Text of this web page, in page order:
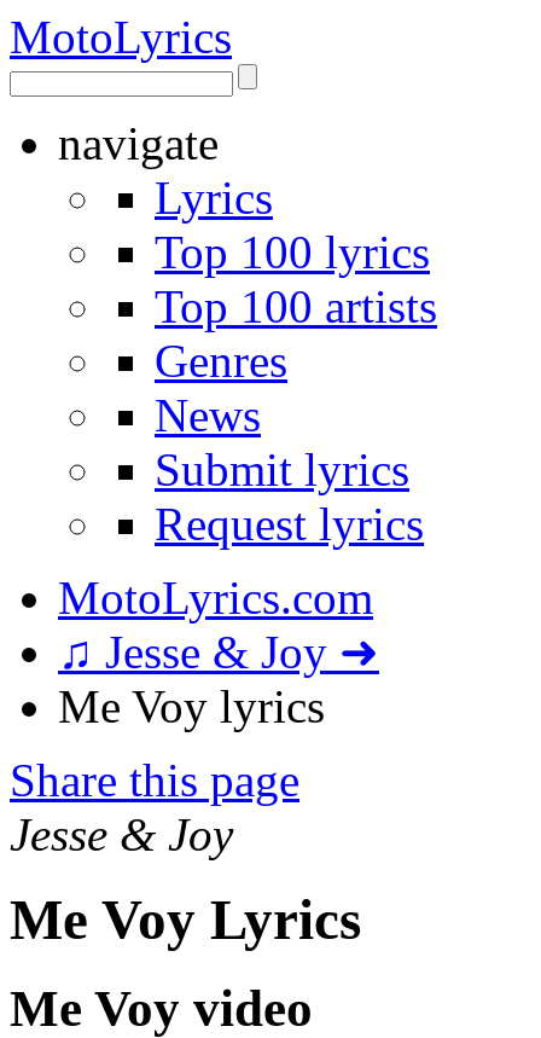
MotoLyrics
navigate
Lyrics
Top 100 lyrics
Top 100 artists
Genres
News
Submit lyrics
Request lyrics
MotoLyrics.com
♫ Jesse & Joy ➜
Me Voy lyrics
Share this page
Jesse & Joy
Me Voy Lyrics
Me Voy video